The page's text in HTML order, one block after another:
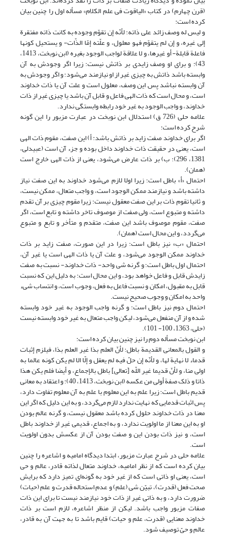
(قرن چهارم) در کتاب «الیاقوت فی علم الکلام» مسأله اول را چنین بیان
کرده است:
و لیس له وصف زائد على ذاته‏؛ لأنّه إن تقوّم وجوده به کانت ذاته مفتقرة
إلى غیره، و إن لم یتقوّم فهو معلول، و علّته إمّا الذّات- و یستحیل کونها
فاعلة قابلة- أو غیرها، و لا علاقة لواجب الوجود بغیره (ابن نوبخت، 1413،
43): و برای او وصف زایدی بر ذاتش نیست؛ زیرا اگر وجودش به آن
وابسته باشد ذاتش به چیزی غیر از او نیازمند می‌شود؛ و اگر وجودش به
آن وابسته نباشد پس این وصف، معلول است و علت آن یا ذات خداوند
است، و محال است که ذات الهی فاعل و قابل آن باشد یا چیزی غیر از ذات
خداوند، و واجب الوجود به غیر خود رابطه وابستگی ندارد.
علامه حلی (726 ق) استدلال ابن نوبخت در عبارت مزبور را این گونه
شرح کرده است:
اگر برای خداوند صفت زاید بر ذاتش باشد: أ) این صفت، مقوم ذات الهی
است، یعنی در حقیقت ذات خداوند داخل بوده و جزء آن است (عبیدلی،
1381، 296)؛ ب) بر ذات عارض می‌شود، یعنی از ذات الهی خارج است
(همان).
احتمال «أ» باطل است؛ زیرا اولا لازم می‌شود خداوند به این صفت نیاز
داشته باشد و نیازمند ممکن الوجود است، و واجب متعال، ممکن نیست،
و ثانیا تقوم ذات بر این صفت معقول نیست؛ زیرا مقوم چیزی بر آن تقدم
داشته و متبوع است، ولی صفت از موصوف تاخر داشته و تابع است، اگر
صفت، مقوم موصوف باشد این صفت، متقدم و متأخر و تابع و متبوع
می‌گردد، و این محال است (همان).
احتمال «ب» نیز باطل است؛ زیرا در این صورت، صفت زاید بر ذات
خداوند ممکن الوجود می‌شود، و علت آن یا ذات الهی است یا غیر آن،
احتمال اول باطل است؛ و گرنه شی واحد- ذات خداوند- نسبت به صفت
زایدش قابل و فاعل خواهد بود، و این محال است؛ به دلیل این که نسبت
قابل به مقبول، امکان و نسبت فاعل به فعل، وجوب است، و انتساب شیء
واحد به امکان و وجوب صحیح نیست.
احتمال دوم نیز باطل است؛ و گرنه واجب الوجود به غیر خود وابسته
شده و از آن منفعل می‌شود، لیکن واجب متعال به غیر خود وابسته نیست
(حلی، 1363، 100- 101).
ابن نوبخت مسأله دوم را نیز چنین بیان کرده است:
و القول‏ بالمعانی القدیمة باطل؛ لأنّ العلم بذا غیر العلم بذا، فیلزم إثبات
قدماء لا نهایة لها، و لأنّه إن حلّ فیه لم یعقل و إلّا الا لم یکن کونه عالما به
اولى منا، و لأنّ قدیما غیر اللّه [تعالى‏] باطل بالإجماع، و أیضا فلم یکن‏ هذا
ذاتا و ذلک‏ صفة أولى من عکسه (ابن نوبخت، 1413، 40): و اعتقاد به معانی
قدیم باطل است؛ زیرا علم به این معلوم با علم به آن معلوم تفاوت دارد،
پس اثبات قدمایی که نهایت ندارد لازم می‌گردد، و به این دلیل که اگر این
معنا در ذات خداوند حلول کرده باشد معقول نیست، و گرنه عالم بودن
او به این معنا از ما اولویت ندارد، و به اجماع، قدیمی غیر از خداوند باطل
است، و نیز ذات بودن این و صفت بودن آن از عکسش بدون اولویت
است.
علامه حلی در شرح عبارت مزبور، ابتدا دیدگاه امامیه و اشاعره را چنین
بیان کرده است که از نظر امامیه، خداوند متعال لذاته قادر، عالم و حی
است، یعنی او ذاتی است که از غیر خود به گونه‌ای تمیز دارد که برایش
صحت فعل (قدرت)، تبیّن شی (علم) و عدم استحاله قدرت و علم (حیات)
ضرورت دارد، و به ذاتی غیر از ذات خود نیازمند نیست تا برای این ذات
صفات مزبور واجب باشد. لیکن از منظر اشاعره، لازم است بر ذات
خداوند معنایی (قدرت، علم و حیات) قایم باشد تا به جهت آن به قادر،
عالم و حیّ توصیف شود.